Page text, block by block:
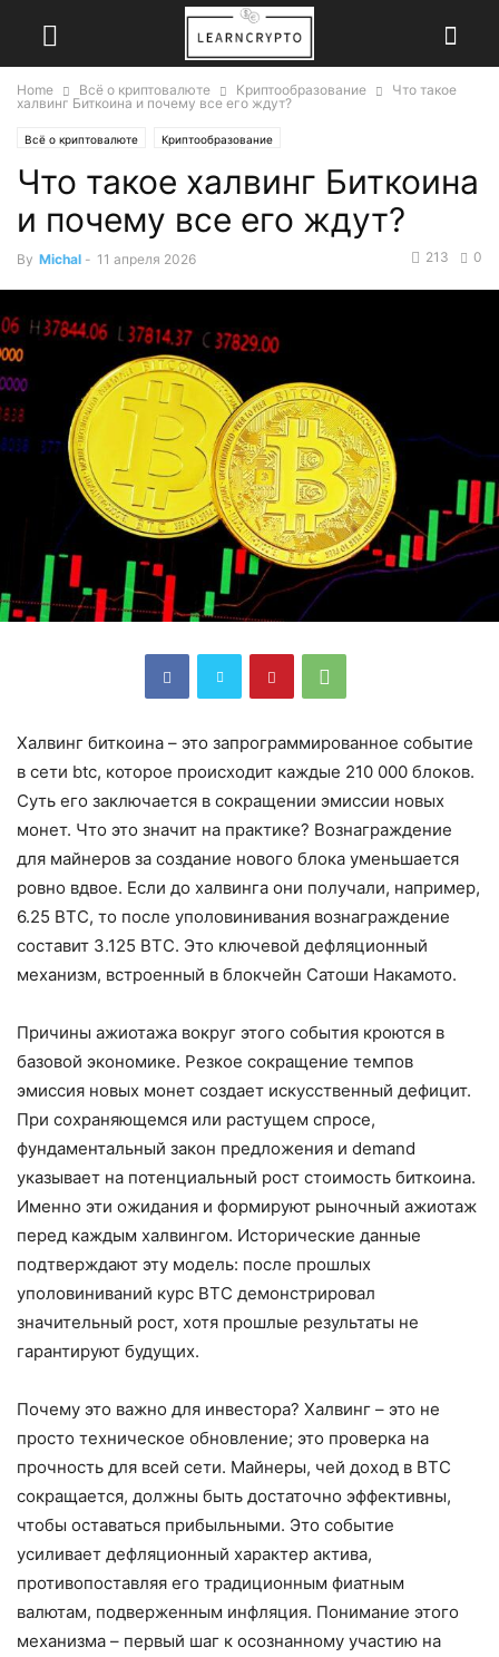
Home Всё о криптовалюте Криптообразование
Что такое
халвинг Биткоина и почему все его ждут?
Всё о криптовалюте Криптообразование
Что такое халвинг Биткоина
и почему все его ждут?
By Michal - 11 апреля 2026 0
213
Халвинг биткоина – это запрограммированное событие
в сети btc, которое происходит каждые 210 000 блоков.
Суть его заключается в сокращении эмиссии новых
монет. Что это значит на практике? Вознаграждение
для майнеров за создание нового блока уменьшается
ровно вдвое. Если до халвинга они получали, например,
6.25 BTC, то после уполовинивания вознаграждение
составит 3.125 BTC. Это ключевой дефляционный
механизм, встроенный в блокчейн Сатоши Накамото.
Причины ажиотажа вокруг этого события кроются в
базовой экономике. Резкое сокращение темпов
эмиссия новых монет создает искусственный дефицит.
При сохраняющемся или растущем спросе,
фундаментальный закон предложения и demand
указывает на потенциальный рост стоимость биткоина.
Именно эти ожидания и формируют рыночный ажиотаж
перед каждым халвингом. Исторические данные
подтверждают эту модель: после прошлых
уполовиниваний курс BTC демонстрировал
значительный рост, хотя прошлые результаты не
гарантируют будущих.
Почему это важно для инвестора? Халвинг – это не
просто техническое обновление; это проверка на
прочность для всей сети. Майнеры, чей доход в BTC
сокращается, должны быть достаточно эффективны,
чтобы оставаться прибыльными. Это событие
усиливает дефляционный характер актива,
противопоставляя его традиционным фиатным
валютам, подверженным инфляция. Понимание этого
механизма – первый шаг к осознанному участию на